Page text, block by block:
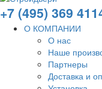
+7 (495) 369
О КОМПАНИИ
О нас
Наше
Партнеры
Доставка и